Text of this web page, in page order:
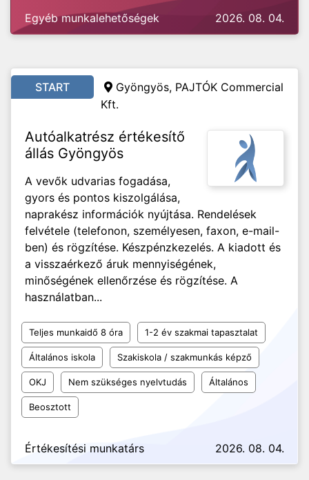
Egyéb munkalehetőségek 2026. 08. 04.
START
Gyöngyös, PAJTÓK Commercial
Kft.
Autóalkatrész értékesítő
állás Gyöngyös
A vevők udvarias fogadása,
gyors és pontos kiszolgálása,
naprakész információk nyújtása. Rendelések
felvétele (telefonon, személyesen, faxon, e-mail-
ben) és rögzítése. Készpénzkezelés. A kiadott és
a visszaérkező áruk mennyiségének,
minőségének ellenőrzése és rögzítése. A
használatban...
Teljes munkaidő 8 óra 1-2 év szakmai tapasztalat
Általános iskola Szakiskola / szakmunkás képző
OKJ Nem szükséges nyelvtudás Általános
Beosztott
Értékesítési munkatárs 2026. 08. 04.